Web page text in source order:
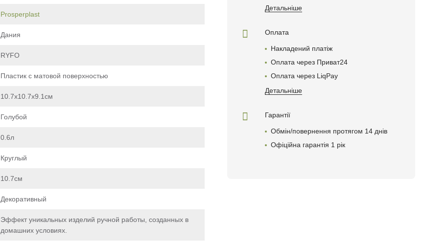
Prosperplast
Дания
RYFO
Пластик с матовой поверхностью
10.7х10.7х9.1см
Голубой
0.6л
Круглый
10.7см
Декоративный
Эффект уникальных изделий ручной работы, созданных в
домашних условиях.
Детальніше
Оплата
Накладений платіж
Оплата через Приват24
Оплата через LiqPay
Детальніше
Гарантії
Обмін/повернення протягом 14 днів
Офіційна гарантія 1 рік